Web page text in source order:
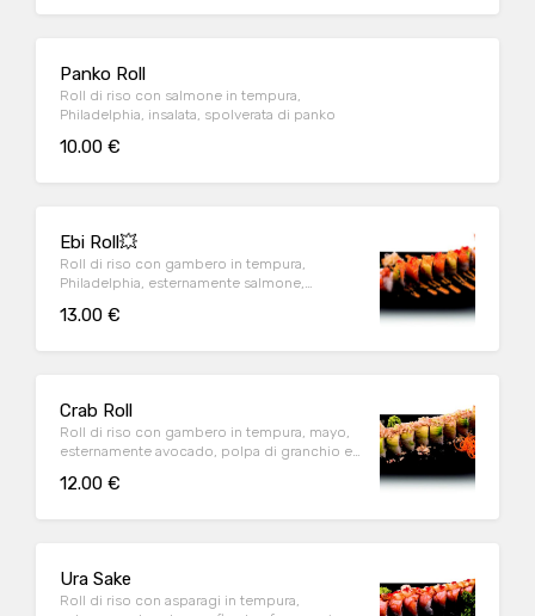
Panko Roll
Roll di riso con salmone in tempura,
Philadelphia, insalata, spolverata di panko
10.00 €
Ebi Roll💥
Roll di riso con gambero in tempura,
Philadelphia, esternamente salmone,
13.00 €
Crab Roll
Roll di riso con gambero in tempura, mayo,
esternamente avocado, polpa di granchio e
12.00 €
Ura Sake
Roll di riso con asparagi in tempura,